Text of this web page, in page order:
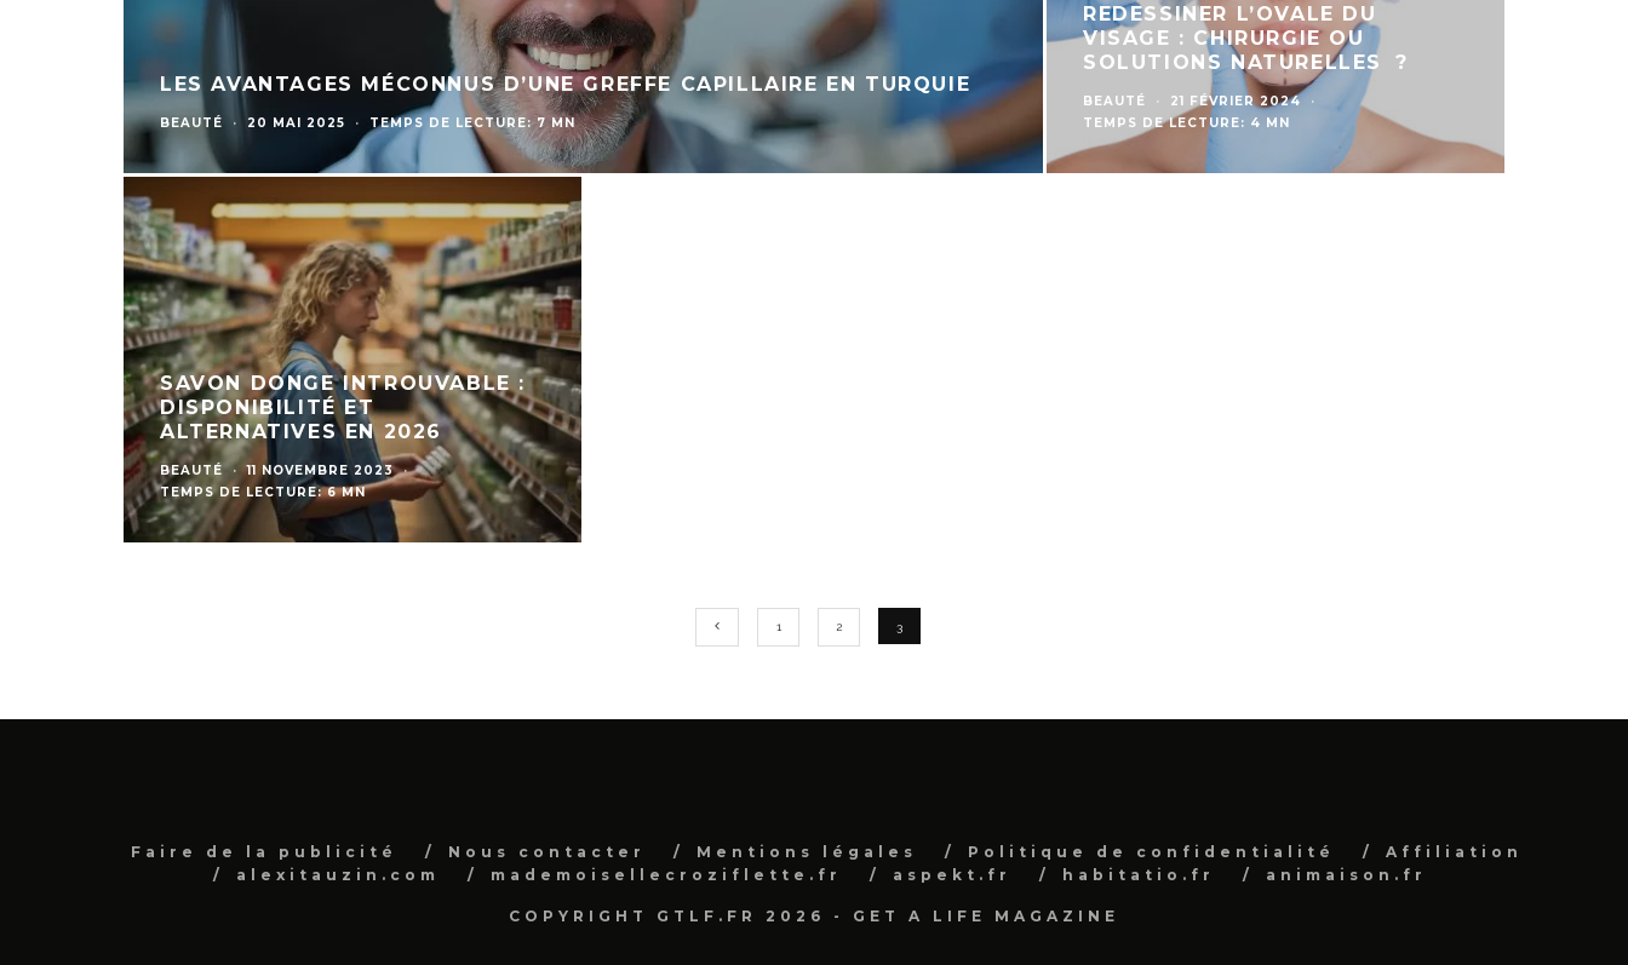
LES AVANTAGES MÉCONNUS D’UNE GREFFE CAPILLAIRE EN TURQUIE
BEAUTÉ · 20 MAI 2025 · TEMPS DE LECTURE: 7 MN
REDESSINER L’OVALE DU
VISAGE : CHIRURGIE OU
SOLUTIONS NATURELLES ?
BEAUTÉ · 21 FÉVRIER 2024
·
TEMPS DE LECTURE: 4 MN
SAVON DONGE INTROUVABLE :
DISPONIBILITÉ ET
ALTERNATIVES EN 2026
BEAUTÉ · 11 NOVEMBRE 2023
·
TEMPS DE LECTURE: 6 MN
1 2 3
Faire de la publicité Nous contacter Mentions légales Politique de confidentialité
Affiliation
alexitauzin.com
mademoisellecroziflette.fr aspekt.fr habitatio.fr animaison.fr
COPYRIGHT GTLF.FR 2026 - GET A LIFE MAGAZINE